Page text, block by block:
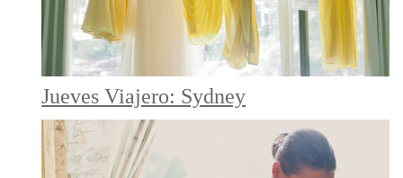
Jueves Viajero: Sydney